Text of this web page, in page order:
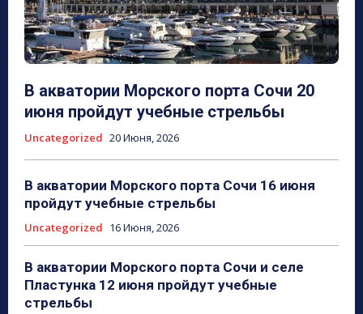
В акватории Морского порта Сочи 20
июня пройдут учебные стрельбы
Uncategorized 20 Июня, 2026
В акватории Морского порта Сочи 16 июня
пройдут учебные стрельбы
Uncategorized 16 Июня, 2026
В акватории Морского порта Сочи и селе
Пластунка 12 июня пройдут учебные
стрельбы